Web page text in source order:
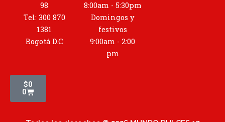
98
Tel: 300 870
1381
Bogotá D.C
8:00am - 5:30pm
Domingos y
festivos
9:00am - 2:00
pm
$0
0